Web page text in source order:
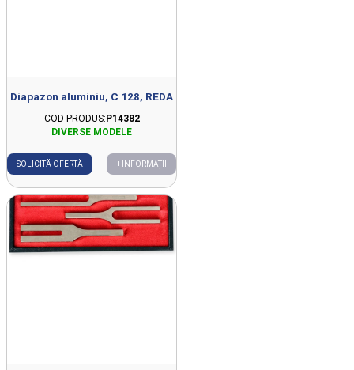
Diapazon aluminiu, C 128, REDA
COD PRODUS: P14382
SOLICITĂ OFERTĂ + INFORMAȚII